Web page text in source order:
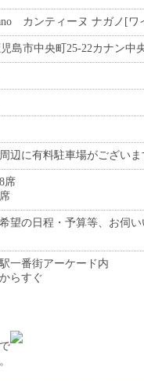
カンティーヌ ナガノ[ワ
児島市中央町25-22カナン中
辺に有料駐車場がございま
席
望の日程・予算等、お伺
一番街アーケード内
らすぐ